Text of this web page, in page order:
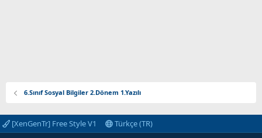
6.Sınıf Sosyal Bilgiler 2.Dönem 1.Yazılı
[XenGenTr] Free Style V1 Türkçe (TR)